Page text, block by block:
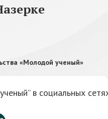
«Молодой ученый»
в социальных